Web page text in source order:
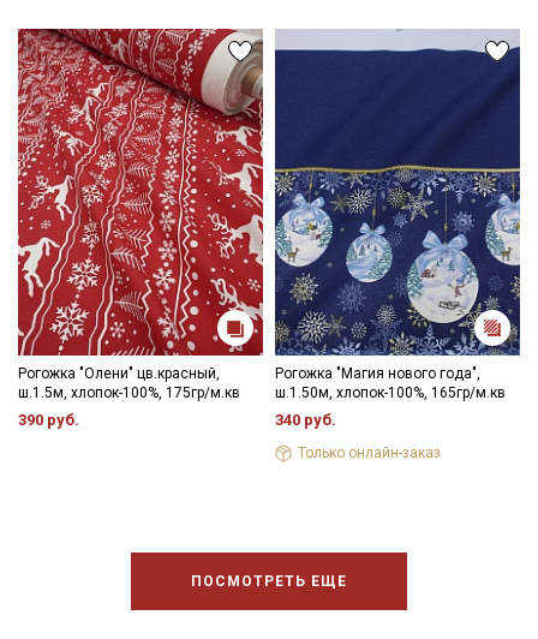
Рогожка "Олени" цв.красный,
ш.1.5м, хлопок-100%, 175гр/м.кв
390 руб.
Рогожка "Магия нового года",
ш.1.50м, хлопок-100%, 165гр/м.кв
340 руб.
Только онлайн-заказ
ПОСМОТРЕТЬ ЕЩЕ